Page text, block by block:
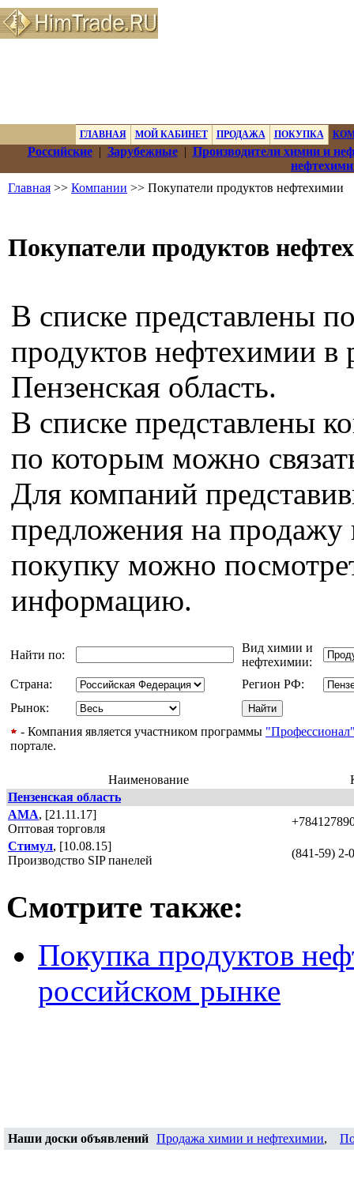
ГЛАВНАЯ МОЙ КАБИНЕТ ПРОДАЖА ПОКУПКА
Российские| Зарубежные| Производители химии и
Главная >> Компании >> Покупатели продуктов нефтехимии
Покупатели продуктов
В списке представлены
продуктов нефтехимии в
Пензенская область.
В списке представлены
по которым можно
Для компаний
предложения на продажу
покупку можно
информацию.
Найти по:
Вид химии и
нефтехимии:
Страна:
Регион РФ:
Рынок:
- Компания является участником программы
портале.
Наименование
Пензенская область
АМА, [21.11.17]
Оптовая торговля
Стимул, [10.08.15]
Производство SIP панелей
(841-59) 2-
Смотрите также:
Покупка продуктов
российском рынке
Наши доски объявлений Продажа химии и нефтехимии,